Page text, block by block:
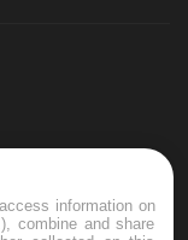
information on
combine and share